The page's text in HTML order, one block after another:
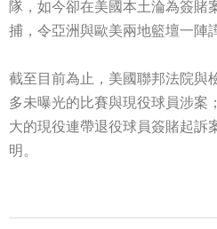
隊，如今卻在美國本土淪為簽賭
捕，令亞洲與歐美兩地籃壇一陣
截至目前為止，美國聯邦法院與
多未曝光的比賽與現役球員涉案
大的現役連帶退役球員簽賭起訴
明。